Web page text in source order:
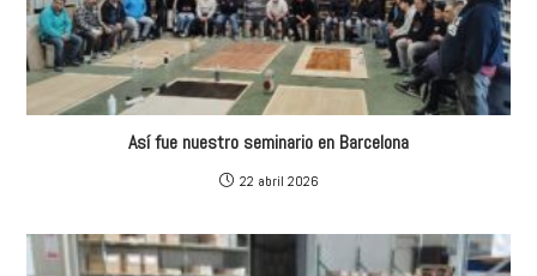
Así fue nuestro seminario en Barcelona
22 abril 2026